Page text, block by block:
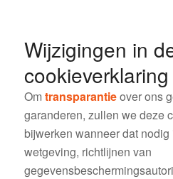
Wijzigingen in
cookieverklaring
Omtransparantieover ons
garanderen, zullen we deze
bijwerken wanneer dat nodig
wetgeving, richtlijnen van